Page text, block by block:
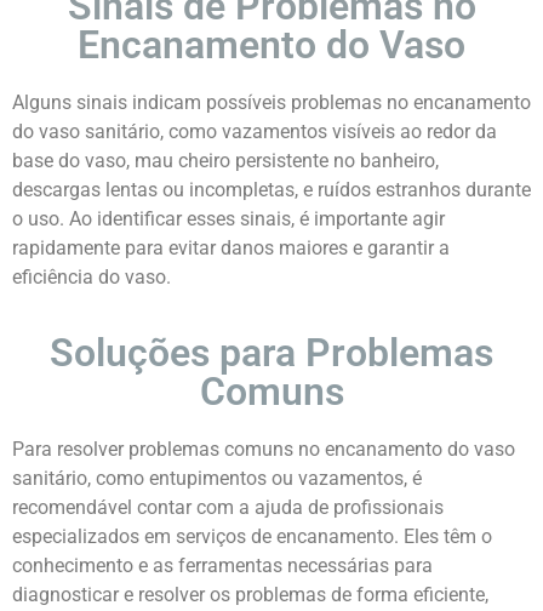
Encanamento do Vaso
Alguns sinais indicam possíveis problemas no encanamento
do vaso sanitário, como vazamentos visíveis ao redor da
base do vaso, mau cheiro persistente no banheiro,
descargas lentas ou incompletas, e ruídos estranhos durante
o uso. Ao identificar esses sinais, é importante agir
rapidamente para evitar danos maiores e garantir a
eficiência do vaso.
Soluções para Problemas
Comuns
Para resolver problemas comuns no encanamento do vaso
sanitário, como entupimentos ou vazamentos, é
recomendável contar com a ajuda de profissionais
especializados em serviços de encanamento. Eles têm o
conhecimento e as ferramentas necessárias para
diagnosticar e resolver os problemas de forma eficiente,